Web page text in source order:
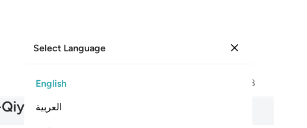
Select Language
English
العربية
58
The Resurrection